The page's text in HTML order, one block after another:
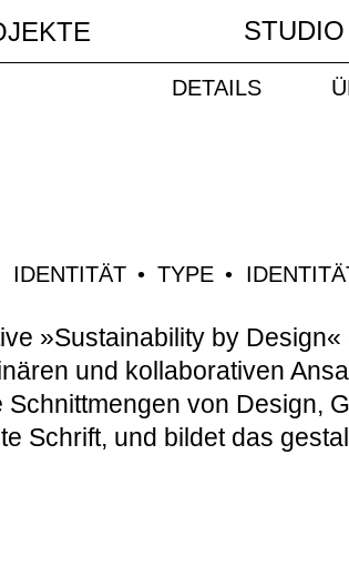
STUDIO
DETAILS
IDENTITÄT TYPE
»Sustainability by
und kollaborativen
von Design,
Schrift, und bildet das